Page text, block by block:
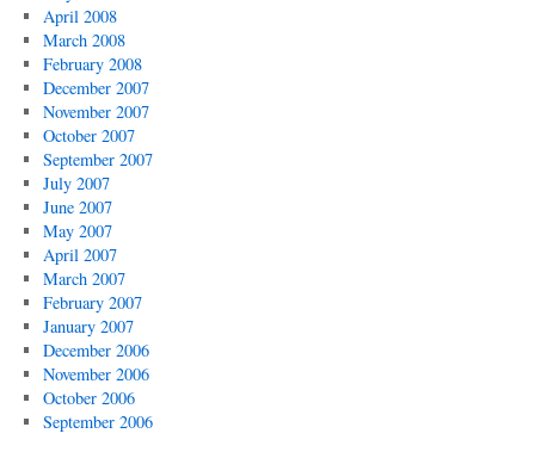
April 2008
March 2008
February 2008
December 2007
November 2007
October 2007
September 2007
July 2007
June 2007
May 2007
April 2007
March 2007
February 2007
January 2007
December 2006
November 2006
October 2006
September 2006